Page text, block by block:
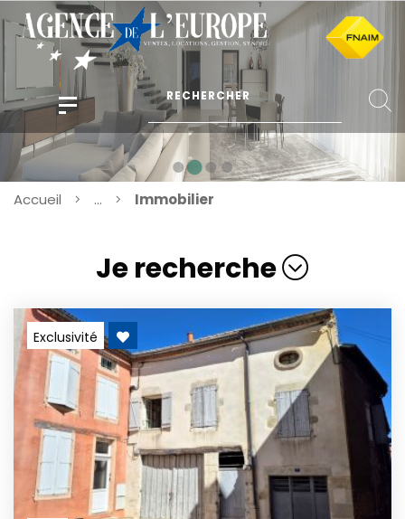
Accueil ... Immobilier
Je recherche
Exclusivité